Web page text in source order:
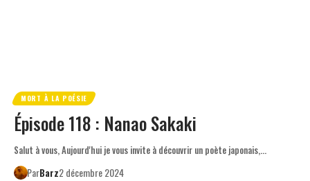
MORT À LA POÉSIE
Épisode 118 : Nanao Sakaki
Salut à vous, Aujourd'hui je vous invite à découvrir un poète japonais,…
ParBarz2 décembre 2024